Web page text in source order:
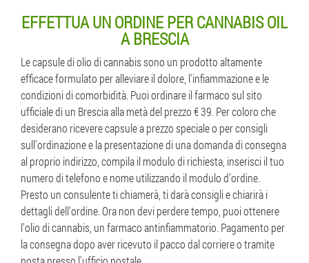
EFFETTUA UN ORDINE PER CANNABIS OIL
A BRESCIA
Le capsule di olio di cannabis sono un prodotto altamente
efficace formulato per alleviare il dolore, l'infiammazione e le
condizioni di comorbidità. Puoi ordinare il farmaco sul sito
ufficiale di un Brescia alla metà del prezzo € 39. Per coloro che
desiderano ricevere capsule a prezzo speciale o per consigli
sull'ordinazione e la presentazione di una domanda di consegna
al proprio indirizzo, compila il modulo di richiesta, inserisci il tuo
numero di telefono e nome utilizzando il modulo d'ordine.
Presto un consulente ti chiamerà, ti darà consigli e chiarirà i
dettagli dell'ordine. Ora non devi perdere tempo, puoi ottenere
l'olio di cannabis, un farmaco antinfiammatorio. Pagamento per
la consegna dopo aver ricevuto il pacco dal corriere o tramite